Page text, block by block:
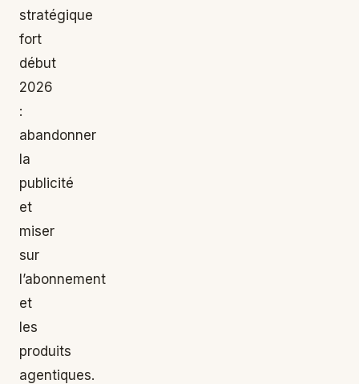
stratégique
fort
début
2026
:
abandonner
la
publicité
et
miser
sur
l’abonnement
et
les
produits
agentiques.